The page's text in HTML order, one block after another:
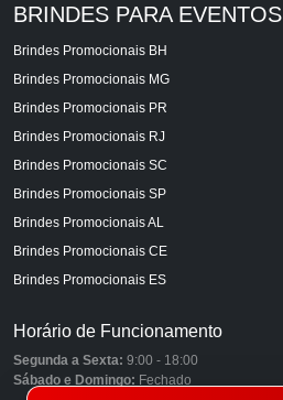
BRINDES PARA EVENTOS
Brindes Promocionais BH
Brindes Promocionais MG
Brindes Promocionais PR
Brindes Promocionais RJ
Brindes Promocionais SC
Brindes Promocionais SP
Brindes Promocionais AL
Brindes Promocionais CE
Brindes Promocionais ES
Horário de Funcionamento
Segunda a Sexta: 9:00 - 18:00
Sábado e Domingo: Fechado